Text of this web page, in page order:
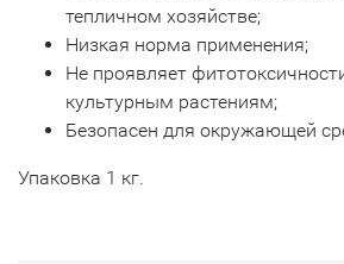
тепличном хозяйстве;
Низкая норма применения;
Не проявляет
культурным растениям;
Безопасен для окружающей
Упаковка 1 кг.